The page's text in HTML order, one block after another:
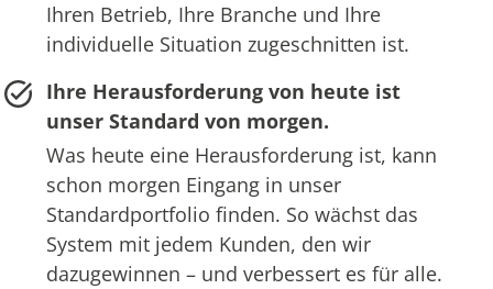
Ihren Betrieb, Ihre Branche und Ihre
individuelle Situation zugeschnitten ist.
Ihre Herausforderung von heute ist
unser Standard von morgen.
Was heute eine Herausforderung ist, kann
schon morgen Eingang in unser
Standardportfolio finden. So wächst das
System mit jedem Kunden, den wir
dazugewinnen – und verbessert es für alle.